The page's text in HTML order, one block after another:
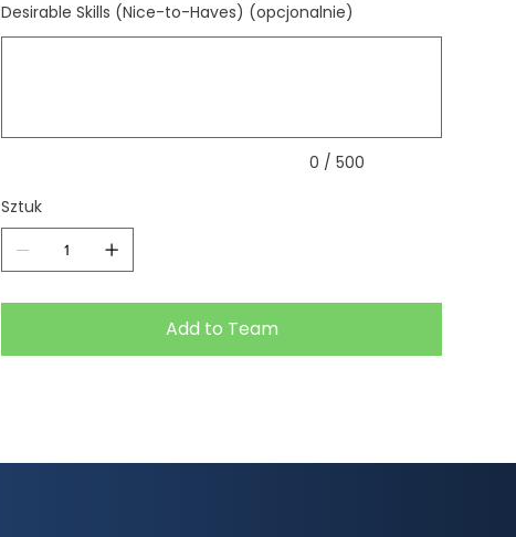
Desirable Skills (Nice-to-Haves) (opcjonalnie)
0 / 500
Sztuk
Add to Team